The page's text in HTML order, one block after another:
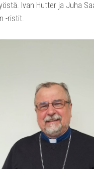
Ivan Hutter ja Juha
-ristit.